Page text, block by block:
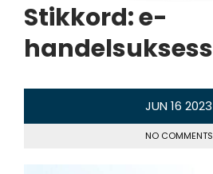
Stikkord:e-
handelsuksess
JUN16 2023
NO COMMENTS